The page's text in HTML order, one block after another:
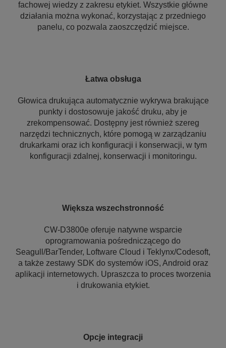
fachowej wiedzy z zakresu etykiet. Wszystkie główne
działania można wykonać, korzystając z przedniego
panelu, co pozwala zaoszczędzić miejsce.
Łatwa obsługa
Głowica drukująca automatycznie wykrywa brakujące
punkty i dostosowuje jakość druku, aby je
zrekompensować. Dostępny jest również szereg
narzędzi technicznych, które pomogą w zarządzaniu
drukarkami oraz ich konfiguracji i konserwacji, w tym
konfiguracji zdalnej, konserwacji i monitoringu.
Większa wszechstronność
CW-D3800e oferuje natywne wsparcie
oprogramowania pośredniczącego do
Seagull/BarTender, Loftware Cloud i Teklynx/Codesoft,
a także zestawy SDK do systemów iOS, Android oraz
aplikacji internetowych. Upraszcza to proces tworzenia
i drukowania etykiet.
Opcje integracji